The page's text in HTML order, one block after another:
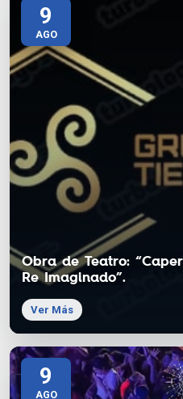
9
AGO
Obra de Teatro:
Re Imaginado”.
Ver Más
9
AGO